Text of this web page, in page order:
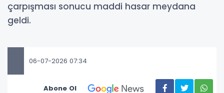
çarpışması sonucu maddi hasar meydana
geldi.
06-07-2026 07:34
Abone Ol